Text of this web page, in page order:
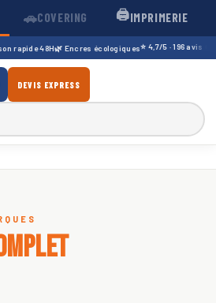
🚗COVERING 🖨️IMPRIMERIE
48H🌿 Encres écologiques⭐ 4,7/5 · 196 avis
DEVIS EXPRESS